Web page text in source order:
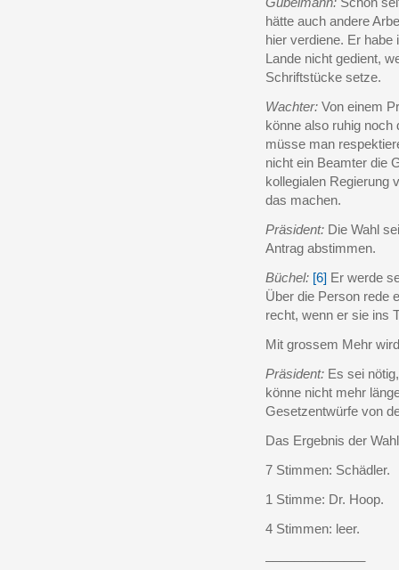
hätte auch andere
hier verdiene. Er
Lande nicht gedient,
Schriftstücke setze.
Wachter: Von einem
könne also ruhig
müsse man
nicht ein Beamter die
kollegialen Regierung
das machen.
Präsident: Die Wahl
Antrag abstimmen.
Büchel: [6] Er werde
Über die Person rede
recht, wenn er sie ins
Mit grossem Mehr
Präsident: Es sei
könne nicht mehr
Gesetzentwürfe von
Das Ergebnis der
7 Stimmen: Schädler.
1 Stimme: Dr. Hoop.
4 Stimmen: leer.